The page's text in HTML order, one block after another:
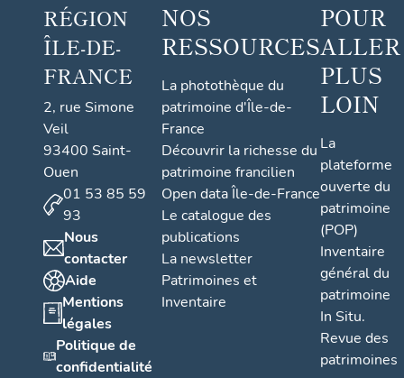
RÉGION
ÎLE-DE-
FRANCE
2, rue Simone
Veil
93400 Saint-
Ouen
01 53 85 59
93
Nous
contacter
Aide
Mentions
légales
Politique de
confidentialité
NOS
RESSOURCES
La photothèque du
patrimoine d'Île-de-
France
Découvrir la richesse du
patrimoine francilien
Open data Île-de-France
Le catalogue des
publications
La newsletter
Patrimoines et
Inventaire
POUR
ALLER
PLUS
LOIN
La
plateforme
ouverte du
patrimoine
(POP)
Inventaire
général du
patrimoine
In Situ.
Revue des
patrimoines